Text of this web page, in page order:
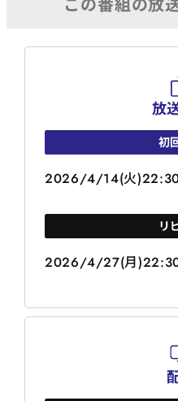
放
初
2026/4/14(火
リ
2026/4/27(月